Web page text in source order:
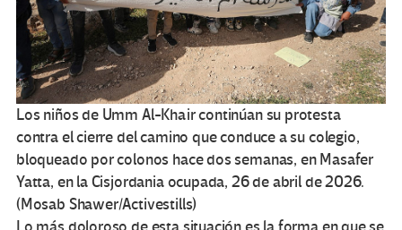
Los niños de Umm Al-Khair continúan su protesta
contra el cierre del camino que conduce a su colegio,
bloqueado por colonos hace dos semanas, en Masafer
Yatta, en la Cisjordania ocupada, 26 de abril de 2026.
(Mosab Shawer/Activestills)